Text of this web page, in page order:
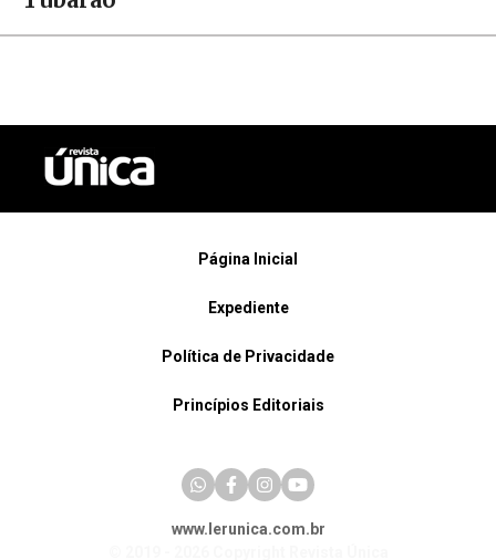
Página Inicial
Expediente
Política de Privacidade
Princípios Editoriais
www.lerunica.com.br